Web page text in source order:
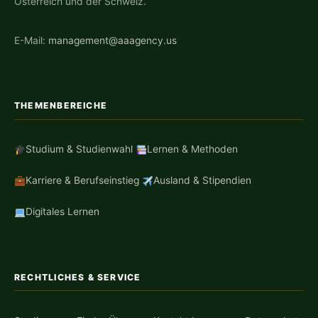
E-Mail: management@aaagency.us
THEMENBEREICHE
Studium & Studienwahl Lernen & Methoden
Karriere & Berufseinstieg Ausland & Stipendien
Digitales Lernen
RECHTLICHES & SERVICE